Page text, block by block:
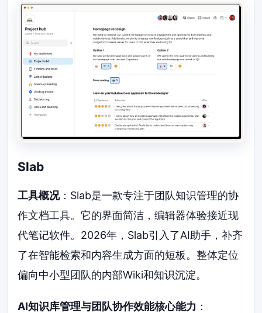
Slab
工具概况：Slab是一款专注于团队知识管理的协
作文档工具。它的界面简洁，编辑器体验接近现
代笔记软件。2026年，Slab引入了AI助手，补齐
了在智能检索和内容生成方面的短板。整体定位
偏向中小型团队的内部Wiki和知识沉淀。
AI知识库管理与团队协作效能核心能力 ：